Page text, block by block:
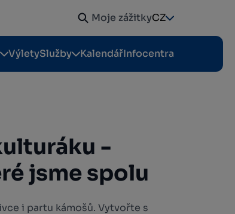
Moje zážitkyCZ
VýletySlužby KalendářInfocentra
-
jsme spolu
i partu kámošů. Vytvořte s